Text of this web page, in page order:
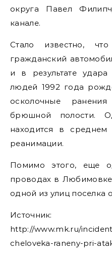
округа Павел
канале.
Стало известно,
гражданский
и в результате
людей 1992 года
осколочные
брюшной полости.
находится в
реанимации.
Помимо этого, еще
проводах в Любимовке,
одной из улиц поселка
Источник:
http://www.mk.ru/
cheloveka-raneny-pri-